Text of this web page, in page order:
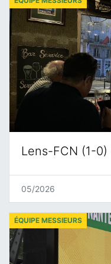
Lens-FCN (1-
05/2026
ÉQUIPE MESSIEURS